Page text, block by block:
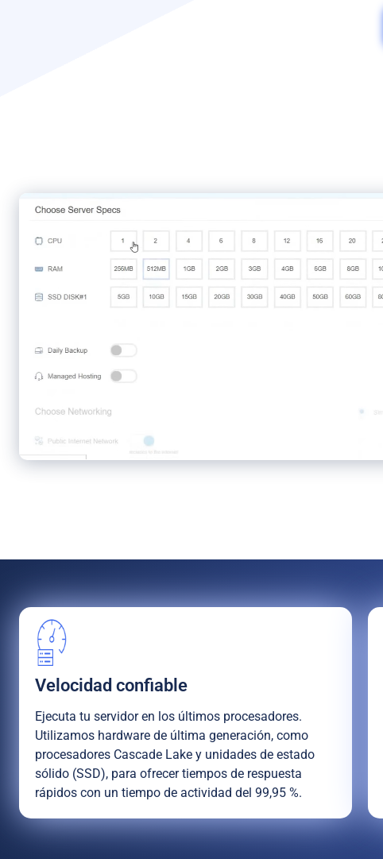
Velocidad confiable
Ejecuta tu servidor en los últimos procesadores.
Utilizamos hardware de última generación, como
procesadores Cascade Lake y unidades de estado
sólido (SSD), para ofrecer tiempos de respuesta
rápidos con un tiempo de actividad del 99,95 %.